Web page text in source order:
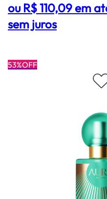
ou R$ 110,09 em
sem juros
53%OFF